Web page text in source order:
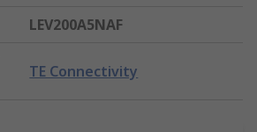
LEV200A5NAF
TE Connectivity